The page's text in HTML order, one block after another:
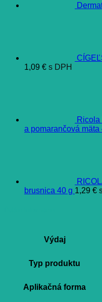
1,09 € s DPH
Ricola
a pomarančová mäta
brusnica 40 g 1,29 €
Výdaj
Typ produktu
Aplikačná forma